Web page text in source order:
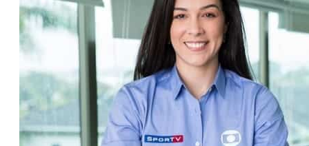
Jogos de Tóquio